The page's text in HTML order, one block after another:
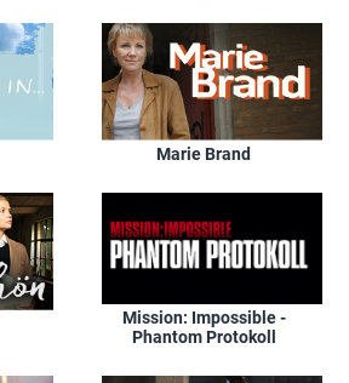
Marie Brand
Mission: Impossible -
Phantom Protokoll